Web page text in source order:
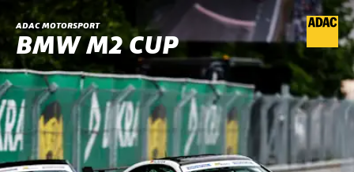
ADAC MOTORSPORT
BMW M2 CUP